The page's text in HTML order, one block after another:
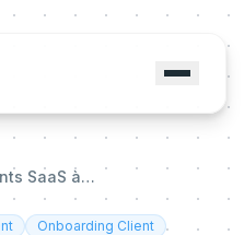
Onboarding clients SaaS à grande échelle : comment se passer d'un CSM par compte
Onboarding Client